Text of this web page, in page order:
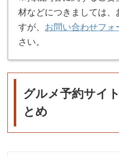
材などにつきましては、
すが、 お問い合わせフォ
さい。
グルメ予約サイ
とめ